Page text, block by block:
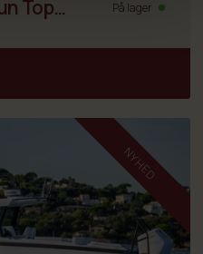
Top
På lager
NYHED